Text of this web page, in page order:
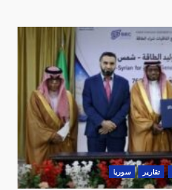
تقارير سوريا